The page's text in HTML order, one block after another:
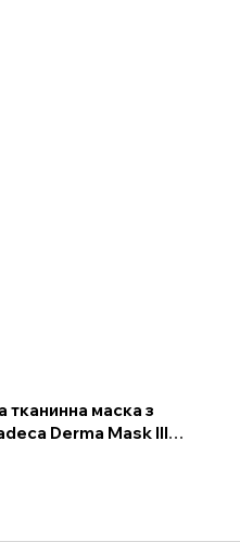
тканинна маска з
Derma Mask III